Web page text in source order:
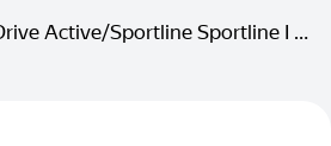
Lada (ВАЗ) Granta Drive Active/Sportline Sportline I Рестайлинг